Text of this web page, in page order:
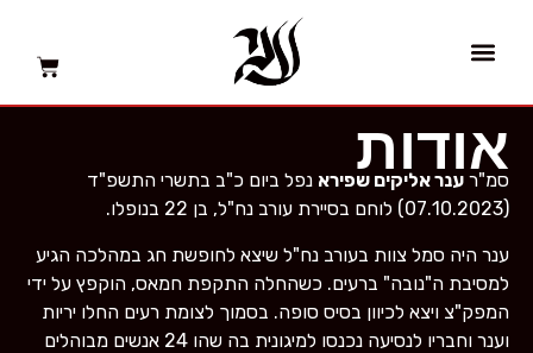
אודות
סמ"ר ענר אליקים שפירא נפל ביום כ"ב בתשרי התשפ"ד
(07.10.2023) לוחם בסיירת עורב נח"ל, בן 22 בנופלו.
ענר היה סמל צוות בעורב נח"ל שיצא לחופשת חג במהלכה הגיע
למסיבת ה"נובה" ברעים. כשהחלה התקפת חמאס, הוקפץ על ידי
המפק"צ ויצא לכיוון בסיס סופה. בסמוך לצומת רעים החלו יריות
וענר וחבריו לנסיעה נכנסו למיגונית בה שהו 24 אנשים מבוהלים